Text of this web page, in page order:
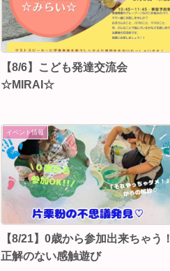
【8/6】こども発達交流会
☆MIRAI☆
イベント情報
【8/21】0歳から参加出来ちゃう！
正解のない感触遊び